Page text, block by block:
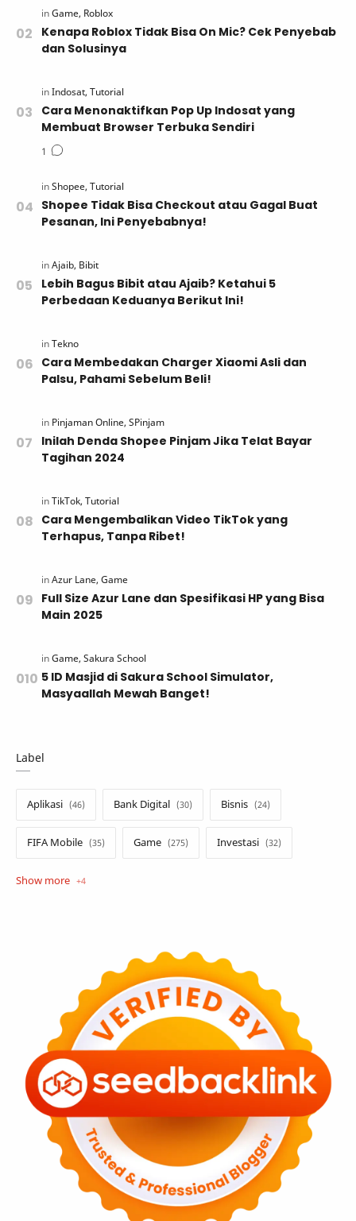
Kenapa Roblox Tidak Bisa On Mic? Cek Penyebab
dan Solusinya
Cara Menonaktifkan Pop Up Indosat yang
Membuat Browser Terbuka Sendiri
Shopee Tidak Bisa Checkout atau Gagal Buat
Pesanan, Ini Penyebabnya!
Lebih Bagus Bibit atau Ajaib? Ketahui 5
Perbedaan Keduanya Berikut Ini!
Cara Membedakan Charger Xiaomi Asli dan
Palsu, Pahami Sebelum Beli!
Inilah Denda Shopee Pinjam Jika Telat Bayar
Tagihan 2024
Cara Mengembalikan Video TikTok yang
Terhapus, Tanpa Ribet!
Full Size Azur Lane dan Spesifikasi HP yang Bisa
Main 2025
5 ID Masjid di Sakura School Simulator,
Masyaallah Mewah Banget!
Label
Aplikasi Bank Digital Bisnis
FIFA Mobile Game Investasi
Opini